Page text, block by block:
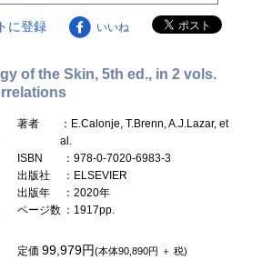
に登録 いいね
of the Skin, 5th ed., in 2 vols.
著者
：E.Calonje, T.Brenn, A.J.Lazar, et
al.
ISBN
：978-0-7020-6983-3
出版社
：ELSEVIER
出版年
：2020年
ページ数 ：1917pp.
定価99,979円(本体90,890円 ＋ 税)